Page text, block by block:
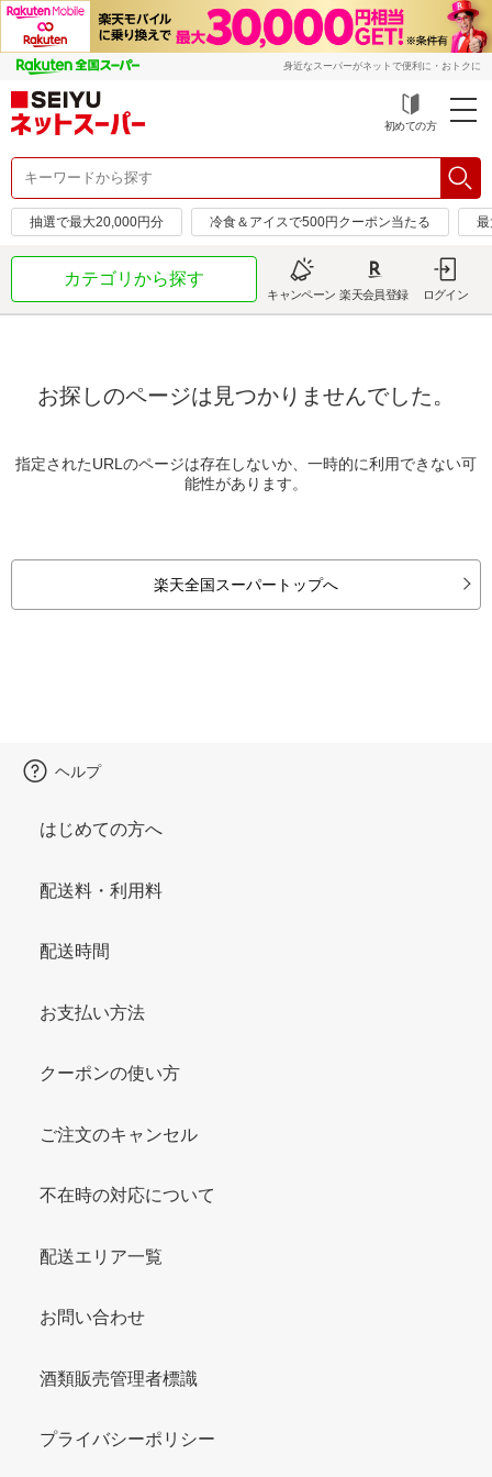
身近なスーパーがネットで便利に・おトクに
初めての方
抽選で最大20,000円分 冷食＆アイスで500円クーポン当たる
カテゴリから探す
キャンペーン 楽天会員登録 ログイン
お探しのページは見つかりませんでした。
指定されたURLのページは存在しないか、一時的に利用できない可
能性があります。
楽天全国スーパートップへ
ヘルプ
はじめての方へ
配送料・利用料
配送時間
お支払い方法
クーポンの使い方
ご注文のキャンセル
不在時の対応について
配送エリア一覧
お問い合わせ
酒類販売管理者標識
プライバシーポリシー